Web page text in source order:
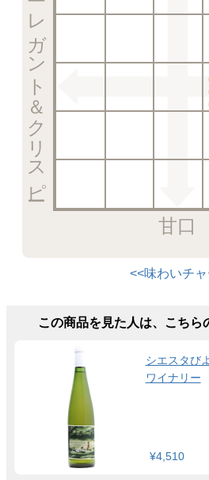
甘口
エレガント＆クリスピー
<<味わいチ
この商品を見た人は、こちら
シエスタび
ワイナリー
¥4,510